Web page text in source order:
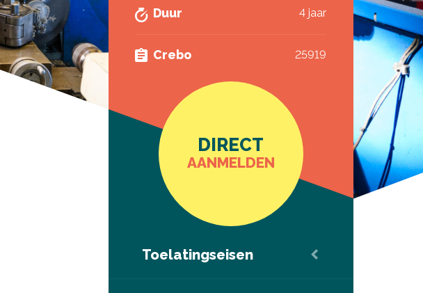
Duur 4 jaar
Crebo 25919
Toelatingseisen
DIRECT
AANMELDEN